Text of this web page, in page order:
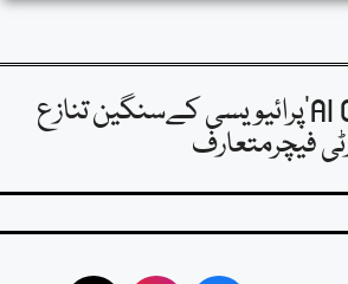
میٹاکی’AI Glasses’پرائیویسی کےسنگین تنازع
فیچرمتعارف